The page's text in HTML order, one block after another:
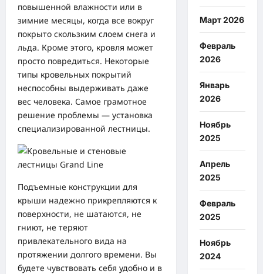
повышенной влажности или в
зимние месяцы, когда все вокруг
покрыто скользким слоем снега и
льда. Кроме этого, кровля может
просто повредиться. Некоторые
типы кровельных покрытий
неспособны выдерживать даже
вес человека. Самое грамотное
решение проблемы — установка
специализированной лестницы.
Подъемные конструкции для
крыши надежно прикрепляются к
поверхности, не шатаются, не
гниют, не теряют
привлекательного вида на
протяжении долгого времени. Вы
будете чувствовать себя удобно и в
Март 2026
Февраль
2026
Январь
2026
Ноябрь
2025
Апрель
2025
Февраль
2025
Ноябрь
2024